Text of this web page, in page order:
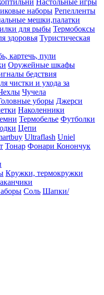
Настольные игры
наборы Репелленты
мешки,палатки
для рыбы Термобоксы
здоровья Туристическая
картечь, пули
Оружейные шкафы
бедствия
чистки и ухода за
Чучела
уборы Джерси
Наколенники
Термобелье Футболки
Цепи
Ultraflash Uniel
Тонар Фонари Конончук
Кружки, термокружки
Соль Шапки/